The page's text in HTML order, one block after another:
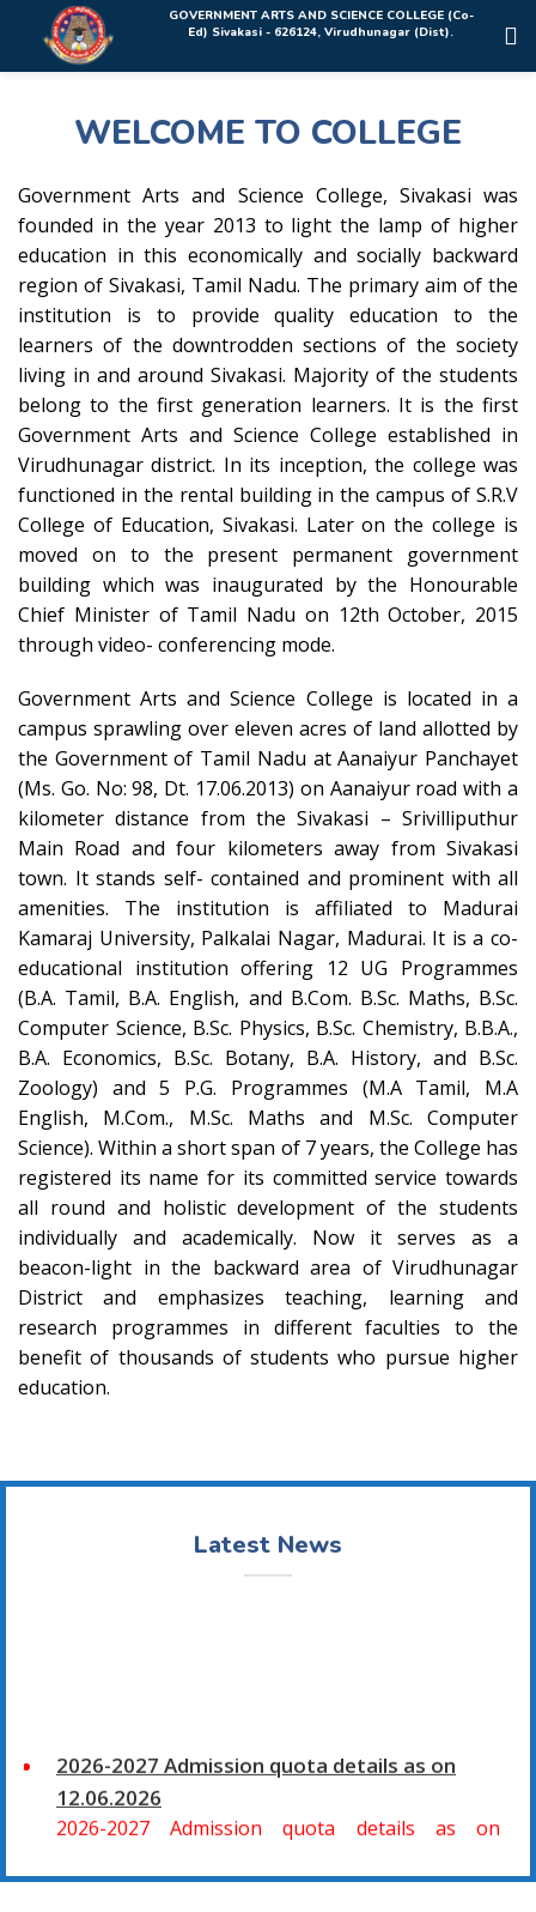
Rolex Replica Uhren DeutschlandGOVERNMENT ARTS AND SCIENCE COLLEGE (Co-
Ed) Sivakasi - 626124, Virudhunagar (Dist).
WELCOME TO COLLEGE
Government Arts and Science College, Sivakasi was
founded in the year 2013 to light the lamp of higher
education in this economically and socially backward
region of Sivakasi, Tamil Nadu. The primary aim of the
institution is to provide quality education to the
learners of the downtrodden sections of the society
living in and around Sivakasi. Majority of the students
belong to the first generation learners. It is the first
Government Arts and Science College established in
Virudhunagar district. In its inception, the college was
functioned in the rental building in the campus of S.R.V
College of Education, Sivakasi. Later on the college is
moved on to the present permanent government
building which was inaugurated by the Honourable
Chief Minister of Tamil Nadu on 12th October, 2015
through video- conferencing mode.
Government Arts and Science College is located in a
campus sprawling over eleven acres of land allotted by
the Government of Tamil Nadu at Aanaiyur Panchayet
(Ms. Go. No: 98, Dt. 17.06.2013) on Aanaiyur road with a
kilometer distance from the Sivakasi – Srivilliputhur
Main Road and four kilometers away from Sivakasi
town. It stands self- contained and prominent with all
amenities. The institution is affiliated to Madurai
Kamaraj University, Palkalai Nagar, Madurai. It is a co-
educational institution offering 12 UG Programmes
(B.A. Tamil, B.A. English, and B.Com. B.Sc. Maths, B.Sc.
Computer Science, B.Sc. Physics, B.Sc. Chemistry, B.B.A.,
B.A. Economics, B.Sc. Botany, B.A. History, and B.Sc.
Zoology) and 5 P.G. Programmes (M.A Tamil, M.A
English, M.Com., M.Sc. Maths and M.Sc. Computer
Science). Within a short span of 7 years, the College has
registered its name for its committed service towards
all round and holistic development of the students
individually and academically. Now it serves as a
beacon-light in the backward area of Virudhunagar
District and emphasizes teaching, learning and
research programmes in different faculties to the
benefit of thousands of students who pursue higher
education.
Latest News
2026-2027 Admission quota details as on
12.06.2026
2026-2027 Admission quota details as on